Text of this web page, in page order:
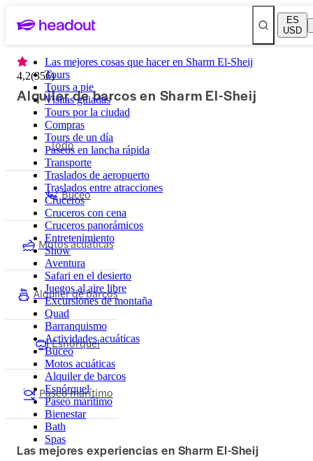
ES
USD
Las mejores cosas que hacer en Sharm El-Sheij
Tours
Tours a pie
Visitas guiadas
Tours por la ciudad
Compras
Tours de un día
Paseos en lancha rápida
Transporte
Traslados de aeropuerto
Traslados entre atracciones
Cruceros
Cruceros con cena
Cruceros panorámicos
Entretenimiento
Show
Aventura
Safari en el desierto
Juegos al aire libre
Excursiones de montaña
Quad
Barranquismo
Actividades acuáticas
Buceo
Motos acuáticas
Alquiler de barcos
Esnórquel
Paseo marítimo
Bienestar
Bath
Spas
4,2(356)
Alquiler de barcos en Sharm El-Sheij
Todo
Buceo
Motos acuáticas
Alquiler de barcos
Esnórquel
Paseo marítimo
Las mejores experiencias en Sharm El-Sheij